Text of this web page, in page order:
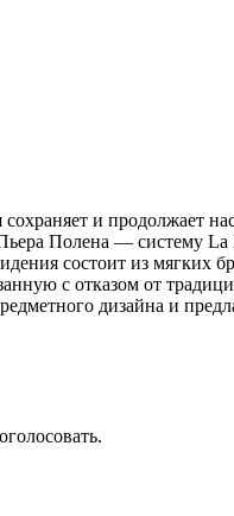
и продолжает
Полена — систему
состоит из
с отказом от
дизайна и